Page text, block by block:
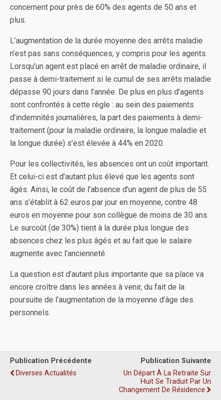
concernent pour près de 60% des agents de 50 ans et
plus.
L’augmentation de la durée moyenne des arrêts maladie
n’est pas sans conséquences, y compris pour les agents.
Lorsqu’un agent est placé en arrêt de maladie ordinaire, il
passe à demi-traitement si le cumul de ses arrêts maladie
dépasse 90 jours dans l’année. De plus en plus d’agents
sont confrontés à cette règle : au sein des paiements
d’indemnités journalières, la part des paiements à demi-
traitement (pour la maladie ordinaire, la longue maladie et
la longue durée) s’est élevée à 44% en 2020.
Pour les collectivités, les absences ont un coût important.
Et celui-ci est d’autant plus élevé que les agents sont
âgés. Ainsi, le coût de l’absence d’un agent de plus de 55
ans s’établit à 62 euros par jour en moyenne, contre 48
euros en moyenne pour son collègue de moins de 30 ans.
Le surcoût (de 30%) tient à la durée plus longue des
absences chez les plus âgés et au fait que le salaire
augmente avec l’ancienneté.
La question est d’autant plus importante que sa place va
encore croître dans les années à venir, du fait de la
poursuite de l’augmentation de la moyenne d’âge des
personnels.
Publication Précédente
Diverses Actualités
Publication Suivante
Un Départ À La Retraite Sur
Huit Se Traduit Par Un
Changement De Résidence